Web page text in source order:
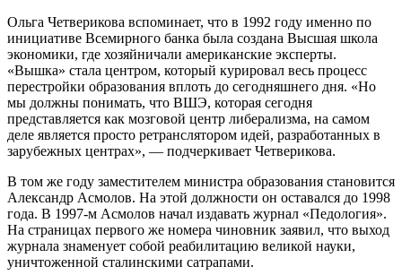
Ольга Четверикова вспоминает, что в 1992 году именно по
инициативе Всемирного банка была создана Высшая школа
экономики, где хозяйничали американские эксперты.
«Вышка» стала центром, который курировал весь процесс
перестройки образования вплоть до сегодняшнего дня. «Но
мы должны понимать, что ВШЭ, которая сегодня
представляется как мозговой центр либерализма, на самом
деле является просто ретранслятором идей, разработанных в
зарубежных центрах», — подчеркивает Четверикова.
В том же году заместителем министра образования становится
Александр Асмолов. На этой должности он оставался до 1998
года. В 1997-м Асмолов начал издавать журнал «Педология».
На страницах первого же номера чиновник заявил, что выход
журнала знаменует собой реабилитацию великой науки,
уничтоженной сталинскими сатрапами.